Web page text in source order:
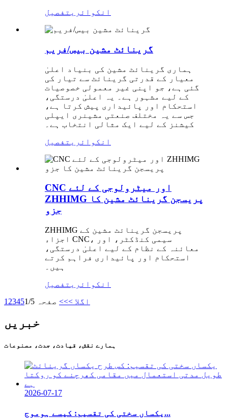
انکوائری تفصیل
گرینائٹ مشین بیس/فریم
ہماری گرینائٹ مشین کی بنیاد اعلیٰ
معیار کے قدرتی گرینائٹ سے تیار کی
گئی ہے، جو اپنی غیر معمولی خصوصیات
کے لیے مشہور ہے۔ یہ اعلیٰ درستگی،
استحکام اور پائیداری پیش کرتا ہے،
جس سے یہ مختلف صنعتی مشینری ایپلی
کیشنز کے لیے ایک مثالی انتخاب ہے۔
انکوائری تفصیل
CNC اور میٹرولوجی کے لئے
ZHHIMG پریسجن گرینائٹ مشین کا
جزو
ZHHIMG پریسجن گرینائٹ مشین کے
اجزاء CNC، سیمی کنڈکٹر، اور
معائنہ کے نظام کے لیے اعلیٰ درستگی،
استحکام اور پائیداری فراہم کرتے
ہیں۔
انکوائری تفصیل
1 2345 اگلا >>> صفحہ 1/5
خبریں
ہمارے نقش، قیادت، جدت، مصنوعات
2026-07-17
یکساں سختی کی تقسیم: کیسے ہوموج...